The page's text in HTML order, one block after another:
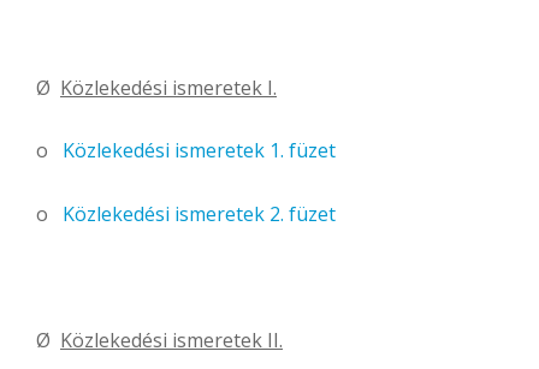
Ø Közlekedési ismeretek I.
o Közlekedési ismeretek 1. füzet
o Közlekedési ismeretek 2. füzet
Ø Közlekedési ismeretek II.